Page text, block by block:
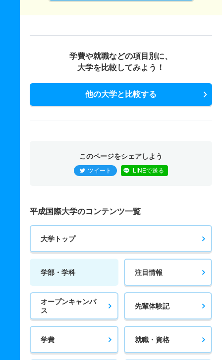
学費や就職などの項目別に、
大学を比較してみよう！
他の大学と比較する
このページをシェアしよう
ツイート LINEで送る
平成国際大学のコンテンツ一覧
大学トップ
学部・学科 注目情報
オープンキャンパ
ス
先輩体験記
学費 就職・資格